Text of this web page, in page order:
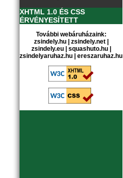
XHTML 1.0 ÉS CSS
ÉRVÉNYESÍTETT
További webáruházaink:
zsindely.hu| zsindely.net|
zsindely.eu| squashuto.hu|
zsindelyaruhaz.hu
ereszaruhaz.hu